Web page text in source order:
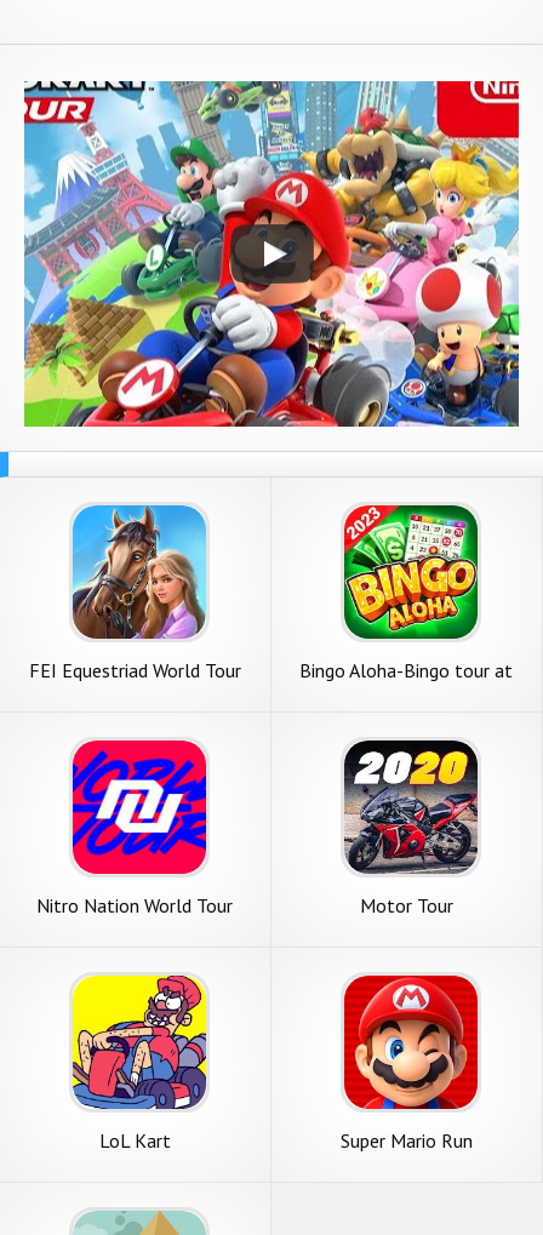
FEI Equestriad World Tour
Bingo Aloha-Bingo tour at
Nitro Nation World Tour Motor Tour
LoL Kart Super Mario Run